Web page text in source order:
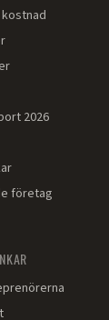
2026
företag